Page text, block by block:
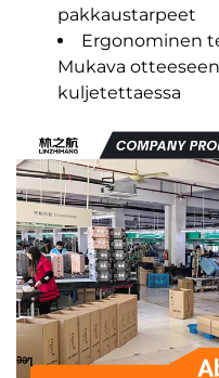
pakkaustarpeet
Ergonominen
Mukava
kuljetettaessa